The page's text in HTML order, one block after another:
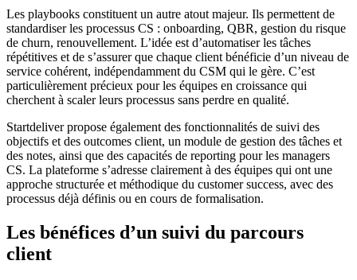
Les playbooks constituent un autre atout majeur. Ils permettent de
standardiser les processus CS : onboarding, QBR, gestion du risque
de churn, renouvellement. L’idée est d’automatiser les tâches
répétitives et de s’assurer que chaque client bénéficie d’un niveau de
service cohérent, indépendamment du CSM qui le gère. C’est
particulièrement précieux pour les équipes en croissance qui
cherchent à scaler leurs processus sans perdre en qualité.
Startdeliver propose également des fonctionnalités de suivi des
objectifs et des outcomes client, un module de gestion des tâches et
des notes, ainsi que des capacités de reporting pour les managers
CS. La plateforme s’adresse clairement à des équipes qui ont une
approche structurée et méthodique du customer success, avec des
processus déjà définis ou en cours de formalisation.
Les bénéfices d’un suivi du parcours
client